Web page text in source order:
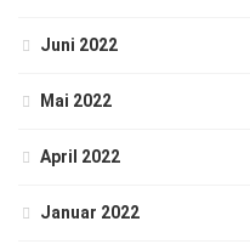
Juni 2022
Mai 2022
April 2022
Januar 2022